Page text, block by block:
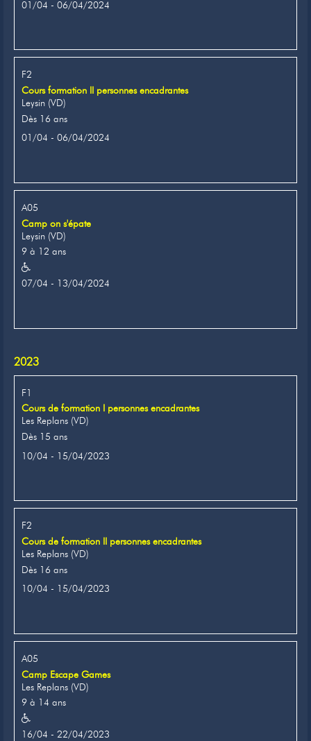
01/04 - 06/04/2024
F2
Cours formation II personnes encadrantes
Leysin (VD)
Dès 16 ans
01/04 - 06/04/2024
A05
Camp on s'épate
Leysin (VD)
9 à 12 ans
07/04 - 13/04/2024
2023
F1
Cours de formation I personnes encadrantes
Les Replans (VD)
Dès 15 ans
10/04 - 15/04/2023
F2
Cours de formation II personnes encadrantes
Les Replans (VD)
Dès 16 ans
10/04 - 15/04/2023
A05
Camp Escape Games
Les Replans (VD)
9 à 14 ans
16/04 - 22/04/2023